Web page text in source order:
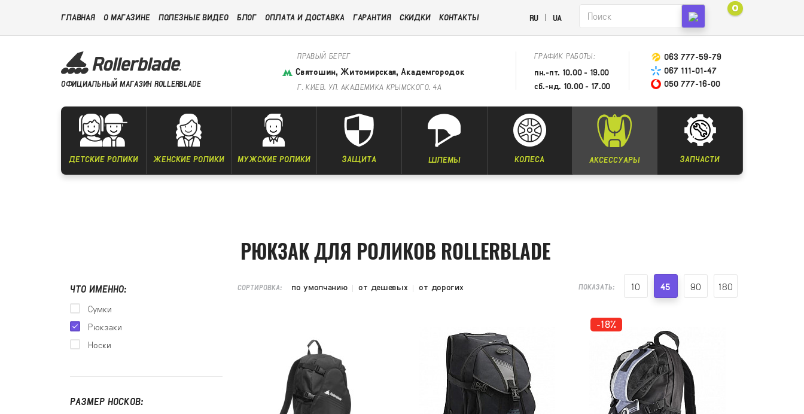
ГЛАВНАЯ О МАГАЗИНЕ ПОЛЕЗНЫЕ ВИДЕО БЛОГ ОПЛАТА И ДОСТАВКА ГАРАНТИЯ СКИДКИ КОНТАКТЫ RU UA
0
ОФИЦИАЛЬНЫЙ МАГАЗИН ROLLERBLADE
ПРАВЫЙ БЕРЕГ
Святошин, Житомирская, Академгородок
Г. КИЕВ, УЛ. АКАДЕМИКА КРЫМСКОГО, 4А
ГРАФИК РАБОТЫ:
пн.-пт. 10.00 - 19.00
сб.-нд. 10.00 - 17.00
063 777-59-79
067 111-01-47
050 777-16-00
ДЕТСКИЕ РОЛИКИ ЖЕНСКИЕ РОЛИКИ МУЖСКИЕ РОЛИКИ ЗАЩИТА ШЛЕМЫ КОЛЕСА АКСЕССУАРЫ ЗАПЧАСТИ
ЧТО ИМЕННО:
Сумки
Рюкзаки
Носки
РАЗМЕР НОСКОВ:
РЮКЗАК ДЛЯ РОЛИКОВ ROLLERBLADE
СОРТИРОВКА: по умолчанию от дешевых от дорогих ПОКАЗАТЬ: 10 45 90 180
-18%